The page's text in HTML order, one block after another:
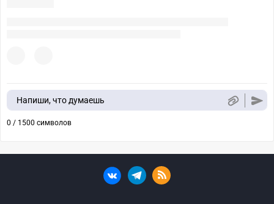
Напиши, что думаешь
0 / 1500 символов